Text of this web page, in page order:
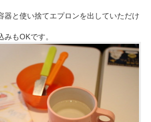
器と使い捨てエプロンを出していただけ
もOKです。